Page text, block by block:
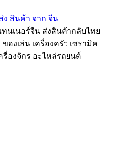
นเนอร์จีน ส่งสินค้ากลับไทย
ของเล่น เครื่องครัว เซรามิค
รื่องจักร อะไหล่รถยนต์